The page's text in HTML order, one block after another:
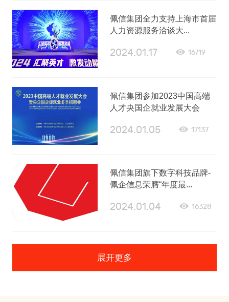
佩信集团全力支持上海市首届
人力资源服务洽谈大...
2024.01.17 16719
佩信集团参加2023中国高端
人才央国企就业发展大会
2024.01.05 17137
佩信集团旗下数字科技品牌-
佩企信息荣膺“年度最...
2024.01.04 16328
展开更多